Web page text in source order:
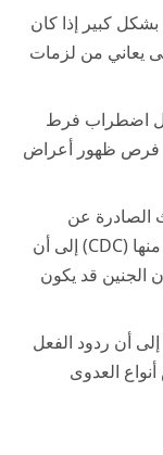
بشكل كبير إذا كان
يعاني من لزمات
اضطراب فرط
الصادرة عن
مراكز السيطرة على الأمراض والوقاية منها (CDC) إلى أن
الجنين قد يكون
أن ردود الفعل
العدوى